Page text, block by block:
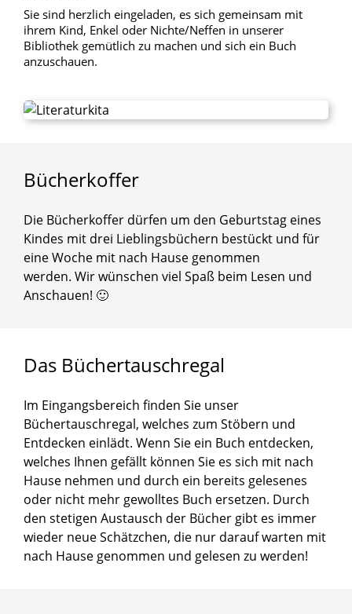
Sie sind herzlich eingeladen, es sich gemeinsam mit
ihrem Kind, Enkel oder Nichte/Neffen in unserer
Bibliothek gemütlich zu machen und sich ein Buch
anzuschauen.
Bücherkoffer
Die Bücherkoffer dürfen um den Geburtstag eines
Kindes mit drei Lieblingsbüchern bestückt und für
eine Woche mit nach Hause genommen
werden. Wir wünschen viel Spaß beim Lesen und
Anschauen! 🙂
Das Büchertauschregal
Im Eingangsbereich finden Sie unser
Büchertauschregal, welches zum Stöbern und
Entdecken einlädt. Wenn Sie ein Buch entdecken,
welches Ihnen gefällt können Sie es sich mit nach
Hause nehmen und durch ein bereits gelesenes
oder nicht mehr gewolltes Buch ersetzen. Durch
den stetigen Austausch der Bücher gibt es immer
wieder neue Schätzchen, die nur darauf warten mit
nach Hause genommen und gelesen zu werden!